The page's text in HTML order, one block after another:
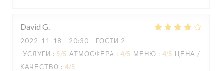
David G
2022-11-18 - 20:30 - ГОСТИ 2
УСЛУГИ : 5/5 АТМОСФЕРА : 4/5 МЕНЮ : 4/5 ЦЕНА /
КАЧЕСТВО : 4/5